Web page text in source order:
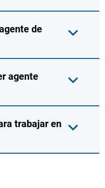
de
agente
trabajar en